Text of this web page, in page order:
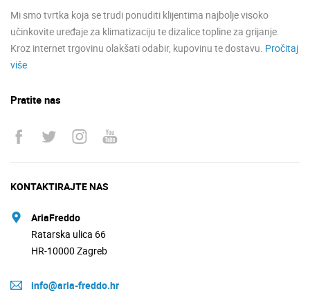
Mi smo tvrtka koja se trudi ponuditi klijentima najbolje visoko
učinkovite uređaje za klimatizaciju te dizalice topline za grijanje.
Kroz internet trgovinu olakšati odabir, kupovinu te dostavu. Pročitaj
više
Pratite nas
KONTAKTIRAJTE NAS
AriaFreddo
Ratarska ulica 66
HR-10000 Zagreb
info@aria-freddo.hr